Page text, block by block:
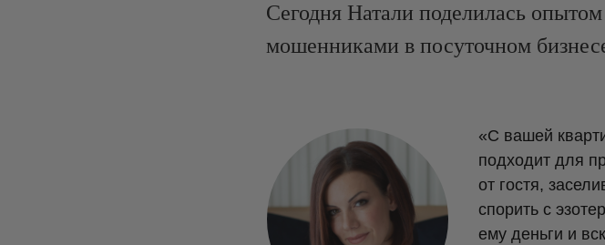
Сегодня Натали поделилась
мошенниками в посуточном
«С вашей
подходит для
от гостя,
спорить с
ему деньги и